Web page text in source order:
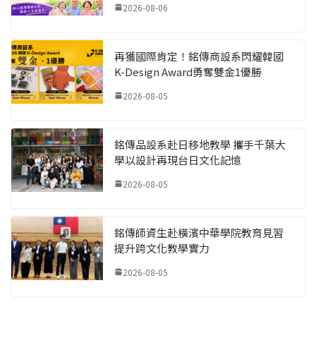
2026-08-06
再獲國際肯定！銘傳商設系閃耀韓國
K-Design Award勇奪雙金1優勝
2026-08-05
銘傳品設系赴日移地教學 攜手千葉大
學以設計再現台日文化記憶
2026-08-05
銘傳師資生赴橫濱中華學院教育見習
提升跨文化教學實力
2026-08-05